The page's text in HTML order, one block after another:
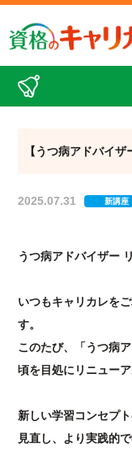
お客様の声
お問い合わせ
配送・支払・返品
資料請
【うつ病アドバイ
2025.07.31 新講座
うつ病アドバイザー
いつもキャリカレを
す。
このたび、「うつ病
頃を目処にリニュー
新しい学習コンセプ
見直し、より実践的